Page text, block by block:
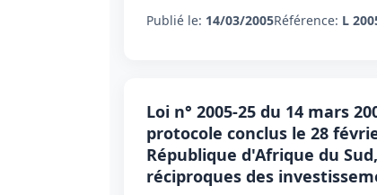
Publié le: 14/03/2005Référence: L
Loi n° 2005-25 du 14 mars
protocole conclus le 28
République d'Afrique du
réciproques des